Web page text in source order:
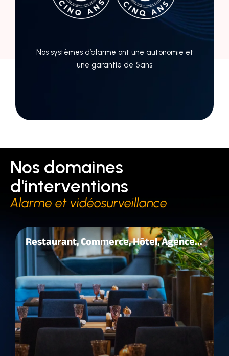
Nos systèmes d’alarme ont une autonomie et
une garantie de 5ans
Nos domaines
d'interventions
Alarme et vidéosurveillance
Restaurant, Commerce, Hôtel, Agence...